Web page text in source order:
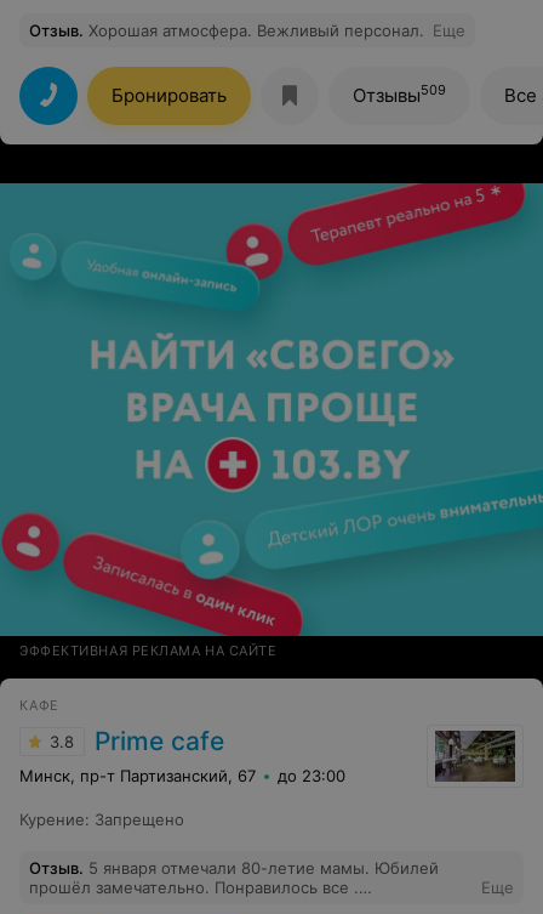
Отзыв. Хорошая атмосфера. Вежливый персонал. Еще
Бронировать Отзывы509 Все
ЭФФЕКТИВНАЯ РЕКЛАМА НА САЙТЕ
КАФЕ
3.8 Prime cafe
Минск, пр-т Партизанский, 67 до 23:00
Курение: Запрещено
Отзыв. 5 января отмечали 80-летие мамы. Юбилей
прошёл замечательно. Понравилось все .
Еще